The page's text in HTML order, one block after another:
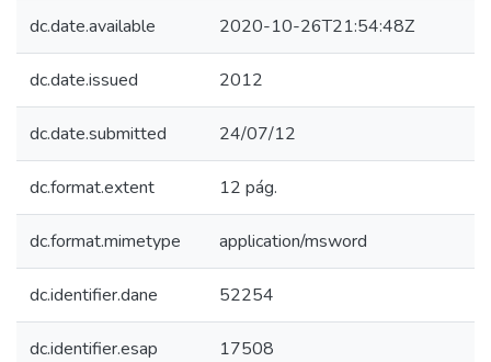
dc.date.available 2020-10-26T21:54:48Z
dc.date.issued 2012
dc.date.submitted 24/07/12
dc.format.extent 12 pág.
dc.format.mimetype application/msword
dc.identifier.dane 52254
dc.identifier.esap 17508